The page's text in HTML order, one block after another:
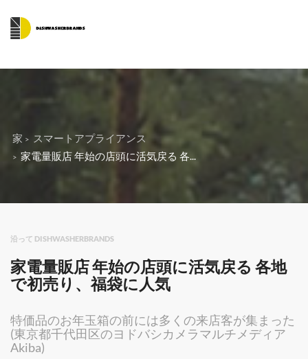
家
スマートアプライアンス
家電量販店 年始の店頭に活気戻る 各...
沿って DISHWASHERBRANDS
家電量販店 年始の店頭に活気戻る 各地
で初売り、福袋に人気
特価品のお年玉箱の前には多くの来店客が集まった
(東京都千代田区のヨドバシカメラマルチメディア
Akiba)